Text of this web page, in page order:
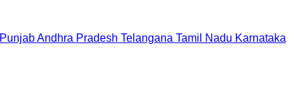
PunjabAndhra Pradesh Telangana Tamil Nadu Karnataka